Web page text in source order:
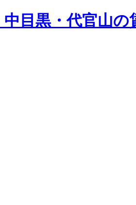
目黒・代官山の